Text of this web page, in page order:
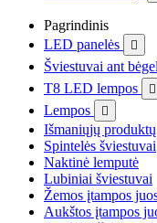
Pagrindinis
LED panelės

Šviestuvai ant
T8 LED lempos 
Lempos 
Išmaniųjų
Spintelės šviestuvai
Naktinė lemputė
Lubiniai šviestuvai
Žemos įtampos
Aukštos įtampos